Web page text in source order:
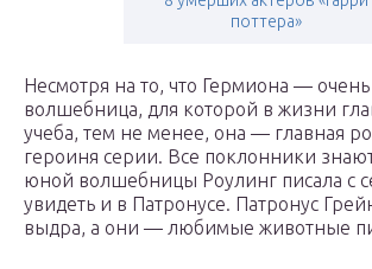
поттера»
Несмотря на то, что Гермиона —
волшебница, для которой в жизни
учеба, тем не менее, она — главная
героиня серии. Все поклонники
юной волшебницы Роулинг писала с
увидеть и в Патронусе. Патронус
выдра, а они — любимые животные